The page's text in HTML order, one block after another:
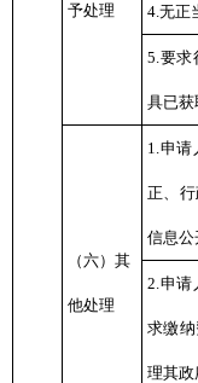
予处理 4.无正
5.要求
具已获
（六）其
他处理
1.申请
正、
信息公
2.申请
求缴
理其政